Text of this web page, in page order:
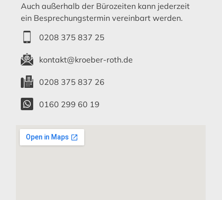
Auch außerhalb der Bürozeiten kann jederzeit
ein Besprechungstermin vereinbart werden.
0208 375 837 25
kontakt@kroeber-roth.de
0208 375 837 26
0160 299 60 19